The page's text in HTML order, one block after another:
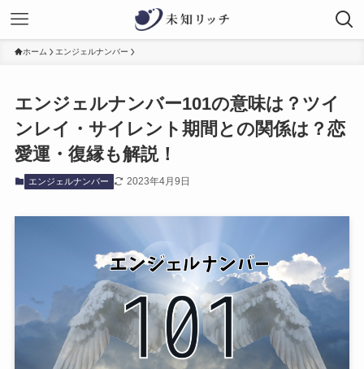
ホーム エンジェルナンバー
エンジェルナンバー101の意味は？ツイ
ンレイ・サイレント期間との関係は？恋
愛運・復縁も解説！
エンジェルナンバー 2023年4月9日